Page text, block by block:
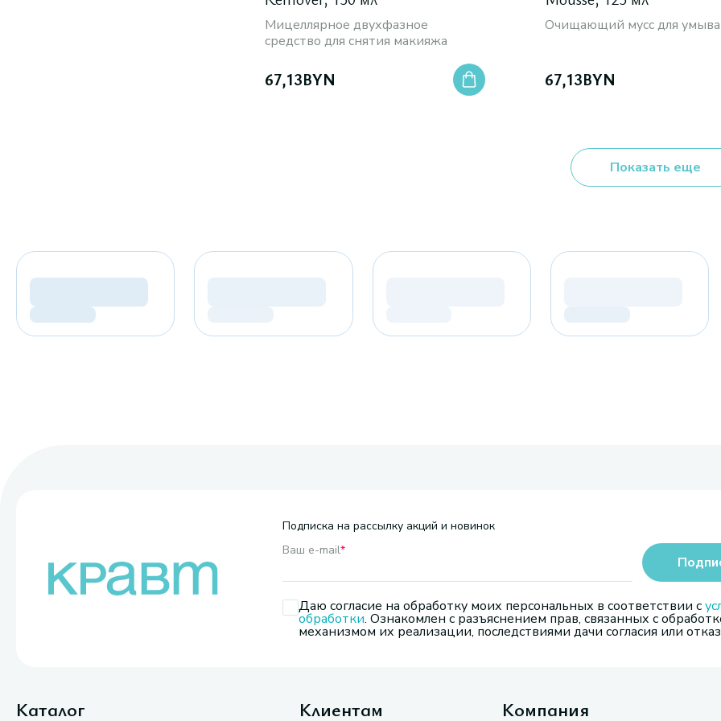
Мицеллярное двухфазное
средство для снятия макияжа
67,13BYN
Очищающий мусс для
67,13BYN
Показать еще
Подписка на рассылку акций и новинок
Ваш e-mail*
Даю согласие на обработку моих персональных в соответствии с
обработки. Ознакомлен с разъяснением прав, связанных с
механизмом их реализации, последствиями дачи согласия или
Каталог Клиентам Компания